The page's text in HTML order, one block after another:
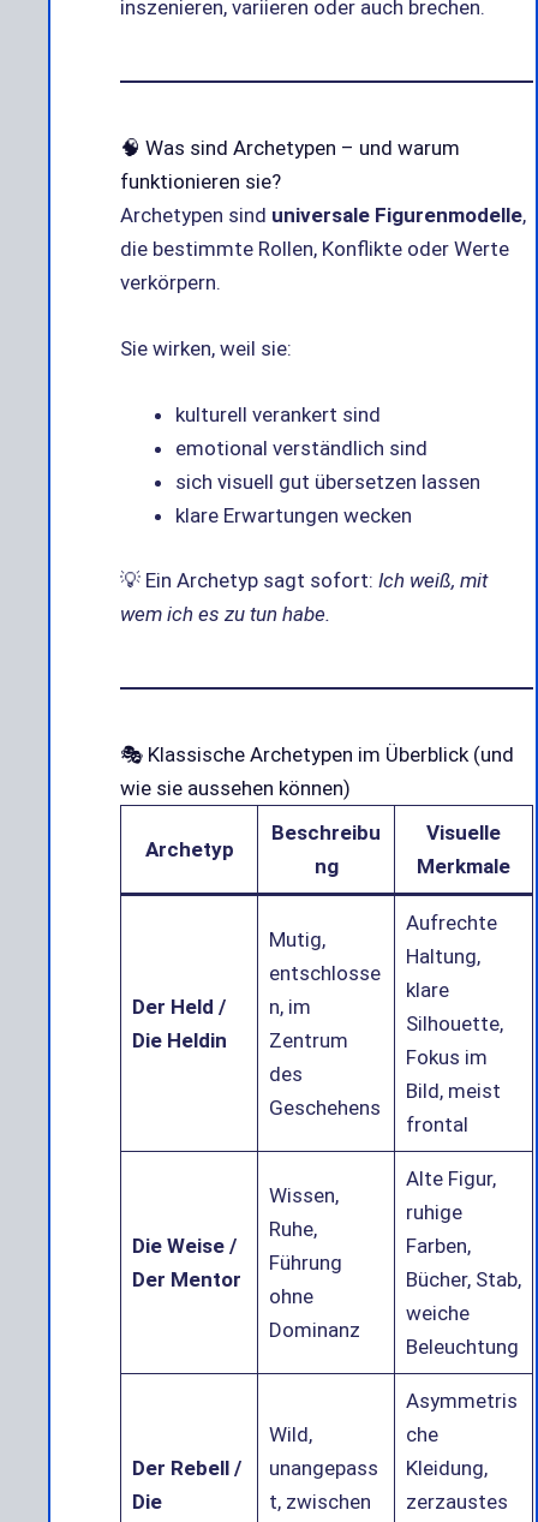
inszenieren, variieren oder auch brechen.
🧠 Was sind Archetypen – und warum
funktionieren sie?
Archetypen sind universale Figurenmodelle,
die bestimmte Rollen, Konflikte oder Werte
verkörpern.
Sie wirken, weil sie:
kulturell verankert sind
emotional verständlich sind
sich visuell gut übersetzen lassen
klare Erwartungen wecken
💡 Ein Archetyp sagt sofort:Ich weiß, mit
wem ich es zu tun habe.
🎭 Klassische Archetypen im Überblick (und
wie sie aussehen können)
Archetyp
Beschreibu
ng
Visuelle
Merkmale
Der Held /
Die Heldin
Mutig,
entschlosse
n, im
Zentrum
des
Geschehens
Aufrechte
Haltung,
klare
Silhouette,
Fokus im
Bild, meist
frontal
Die Weise /
Der Mentor
Wissen,
Ruhe,
Führung
ohne
Dominanz
Alte Figur,
ruhige
Farben,
Bücher, Stab,
weiche
Beleuchtung
Der Rebell /
Die
Wild,
unangepass
t, zwischen
Asymmetris
che
Kleidung,
zerzaustes